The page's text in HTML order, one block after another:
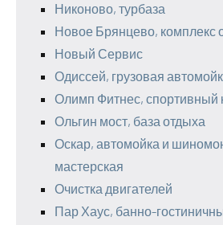
Никоново, турбаза
Новое Брянцево, комплекс
Новый Сервис
Одиссей, грузовая
Олимп Фитнес, спортивный
Ольгин мост, база отдыха
Оскар, автомойка и
мастерская
Очистка двигателей
Пар Хаус, банно-